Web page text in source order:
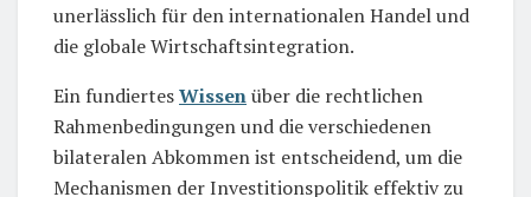
unerlässlich für den internationalen Handel und
die globale Wirtschaftsintegration.
Ein fundiertesWissenüber die rechtlichen
Rahmenbedingungen und die verschiedenen
bilateralen Abkommen ist entscheidend, um die
Mechanismen der Investitionspolitik effektiv zu